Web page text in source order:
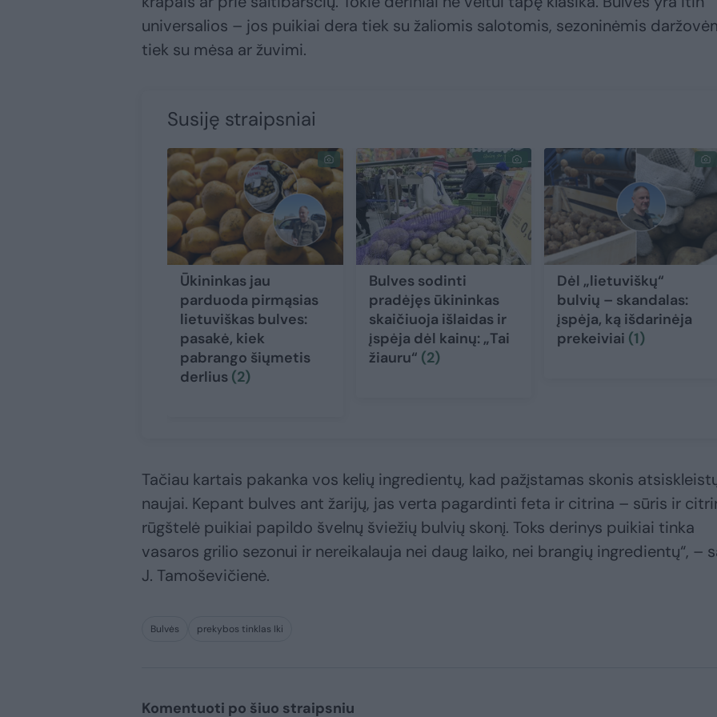
universalios – jos puikiai dera tiek su žaliomis salotomis, sezoninėmis
tiek su mėsa ar žuvimi.
Susiję straipsniai
Ūkininkas jau
parduoda pirmąsias
lietuviškas bulves:
pasakė, kiek
pabrango šiųmetis
derlius (2)
Bulves sodinti
pradėjęs ūkininkas
skaičiuoja išlaidas ir
įspėja dėl kainų: „Tai
žiauru“ (2)
Dėl „lietuviškų“
bulvių – skandalas:
įspėja, ką išdarinėja
prekeiviai (1)
Tačiau kartais pakanka vos kelių ingredientų, kad pažįstamas skonis
naujai. Kepant bulves ant žarijų, jas verta pagardinti feta ir citrina – sūris ir
rūgštelė puikiai papildo švelnų šviežių bulvių skonį. Toks derinys puikiai tinka
vasaros grilio sezonui ir nereikalauja nei daug laiko, nei brangių ingredientų“, –
J. Tamoševičienė.
Bulvės prekybos tinklas Iki
Komentuoti po šiuo straipsniu